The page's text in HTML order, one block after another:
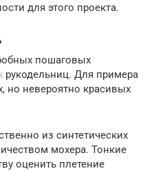
для этого проекта.
пошаговых
рукодельниц. Для примера
но невероятно красивых
из синтетических
мохера. Тонкие
оценить плетение